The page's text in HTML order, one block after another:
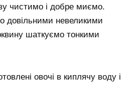
чистимо і добре миємо.
довільними невеликими
шаткуємо тонкими
овочі в киплячу воду і